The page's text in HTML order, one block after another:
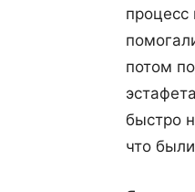
процесс
потом
быстро
что